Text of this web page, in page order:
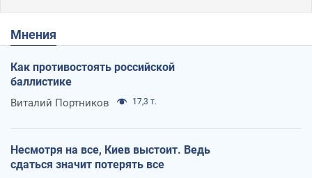
Мнения
Как противостоять российской
баллистике
Виталий Портников 17,3 т.
Несмотря на все, Киев выстоит. Ведь
сдаться значит потерять все